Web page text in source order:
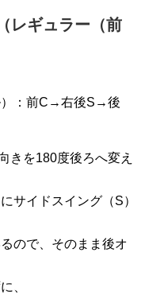
レギュラー（前
）：前C→右後S→後
きを180度後ろへ変え
サイドスイング（S）
ので、そのまま後オ
、